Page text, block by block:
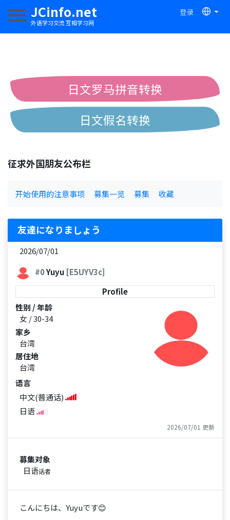
JCinfo.net
外语学习交流 互相学习网
登录
切换导航
日文罗马拼音转换
日文假名转换
征求外国朋友公布栏
开始使用的注意事项 募集一览 募集 收藏
友達になりましょう
2026/07/01
#0Yuyu [E5UYV3c]
Profile
性别 / 年龄
女 / 30-34
家乡
台湾
居住地
台湾
语言
中文(普通话)
日语
2026/07/01 更新
募集对象
日语话者
こんにちは、Yuyuです😊